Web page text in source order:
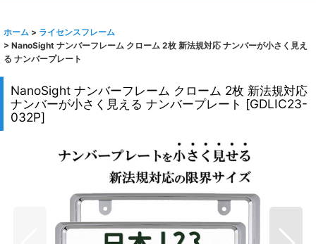
ホーム > ライセンスフレーム
> NanoSight ナンバーフレーム クローム 2枚 新法規対応 ナンバーが小さく見え
る ナンバープレート
NanoSight ナンバーフレーム クローム 2枚 新法規対応
ナンバーが小さく見える ナンバープレート [GDLIC23-
032P]